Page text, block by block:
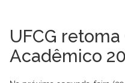
UFCG
Acadêmico